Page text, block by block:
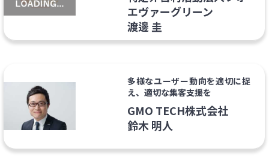
エヴァーグリーン
渡邊 圭
多様なユーザー動向を適切に捉
え、適切な集客支援を
GMO TECH株式会社
鈴木 明人